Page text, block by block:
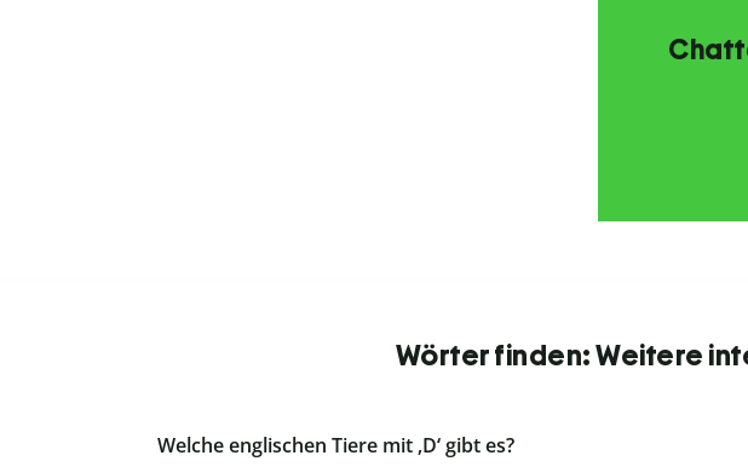
Wörter finden: Weitere
Welche englischen Tiere mit ‚D‘ gibt es?